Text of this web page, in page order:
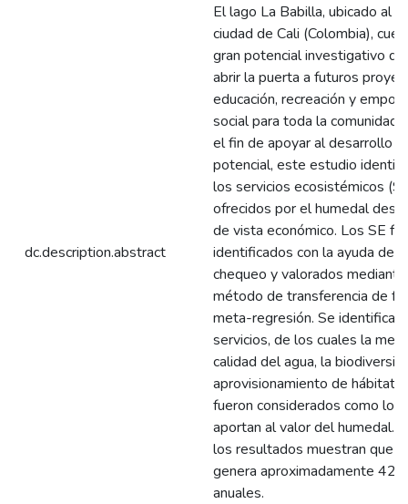
dc.description.abstract
El lago La Babilla, ubicado al
ciudad de Cali (Colombia),
gran potencial investigativo
abrir la puerta a futuros
educación, recreación y
social para toda la comunidad
el fin de apoyar al desarrollo
potencial, este estudio
los servicios ecosistémicos
ofrecidos por el humedal
de vista económico. Los SE
identificados con la ayuda de
chequeo y valorados
método de transferencia de
meta-regresión. Se
servicios, de los cuales la
calidad del agua, la
aprovisionamiento de hábitat
fueron considerados como los
aportan al valor del humedal.
los resultados muestran que
genera aproximadamente
anuales.